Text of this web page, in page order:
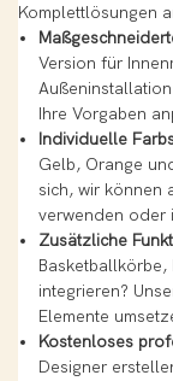
Komplettlösungen
Version für
Ihre Vorgaben
Individuelle
Gelb, Orange
sich, wir können
verwenden oder
Zusätzliche
integrieren?
Elemente
Kostenloses
Designer